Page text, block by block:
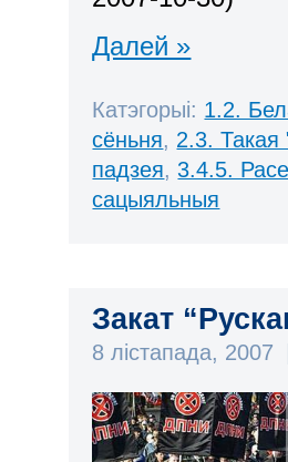
Далей »
Катэгорыі: 1.2.
сёньня, 2.3. Такая
падзея, 3.4.5.
сацыяльныя
Закат
8 лістапада, 2007